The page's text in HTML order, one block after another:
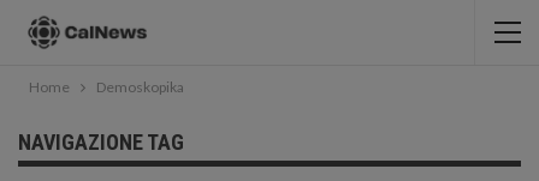
Home Demoskopika
NAVIGAZIONE TAG